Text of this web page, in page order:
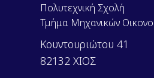
Πολυτεχνική Σχολή
Τμήμα Μηχανικών
Κουντουριώτου 41
82132 ΧΙΟΣ